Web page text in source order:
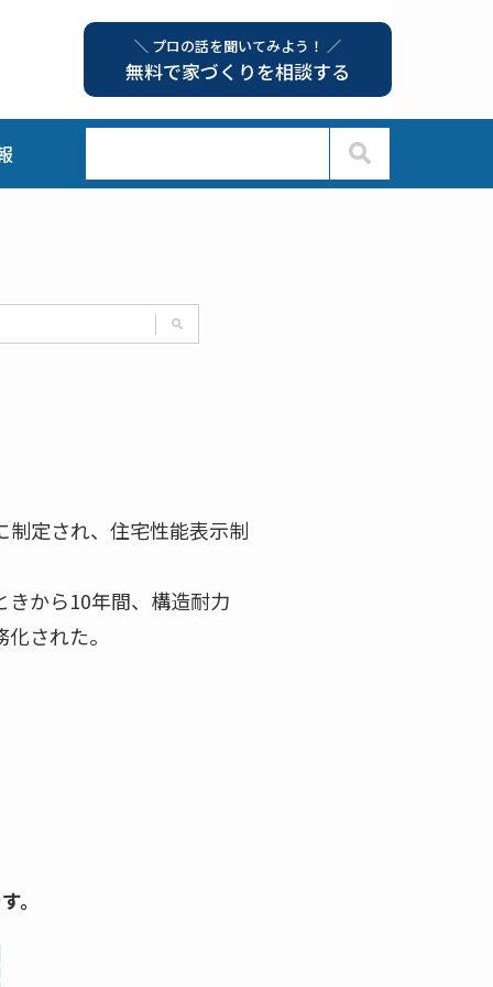
＼ プロの話を聞いてみよう！ ／
無料で家づくりを相談する
定され、住宅性能表示制
から10年間、構造耐力
された。
。